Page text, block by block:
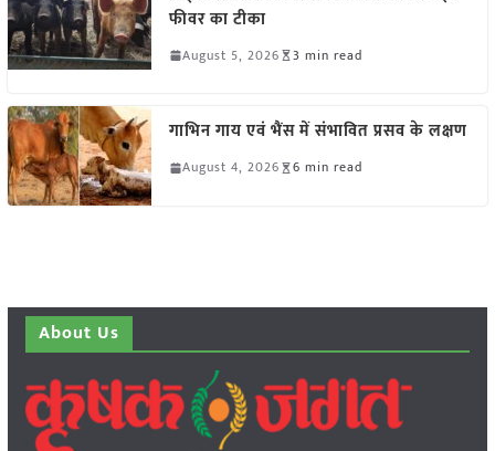
फीवर का टीका
August 5, 2026 3 min read
गाभिन गाय एवं भैंस में संभावित प्रसव के लक्षण
August 4, 2026 6 min read
About Us